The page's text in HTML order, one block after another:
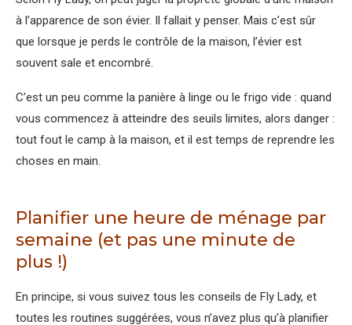
à l’apparence de son évier. Il fallait y penser. Mais c’est sûr
que lorsque je perds le contrôle de la maison, l’évier est
souvent sale et encombré.
C’est un peu comme la panière à linge ou le frigo vide : quand
vous commencez à atteindre des seuils limites, alors danger :
tout fout le camp à la maison, et il est temps de reprendre les
choses en main.
Planifier une heure de ménage par
semaine (et pas une minute de
plus !)
En principe, si vous suivez tous les conseils de Fly Lady, et
toutes les routines suggérées, vous n’avez plus qu’à planifier